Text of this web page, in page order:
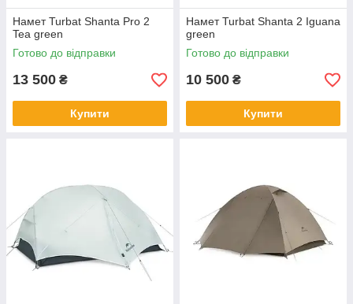
Намет Turbat Shanta Pro 2
Tea green
Готово до відправки
13 500 ₴
Купити
Намет Turbat Shanta 2 Iguana
green
Готово до відправки
10 500 ₴
Купити